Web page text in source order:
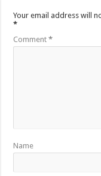
Your email address will
*
Comment*
Name